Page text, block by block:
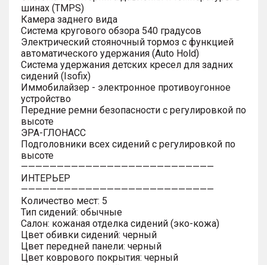
шинах (TMPS)
Камера заднего вида
Система кругового обзора 540 градусов
Электрический стояночный тормоз с функцией
автоматического удержания (Auto Hold)
Система удержания детских кресел для задних
сидений (Isofix)
Иммобилайзер - электронное противоугонное
устройство
Передние ремни безопасности с регулировкой по
высоте
ЭРА-ГЛОНАСС
Подголовники всех сидений с регулировкой по
высоте
———————————————————————————
ИНТЕРЬЕР
———————————————————————————
Количество мест: 5
Тип сидений: обычные
Салон: кожаная отделка сидений (эко-кожа)
Цвет обивки сидений: черный
Цвет передней панели: черный
Цвет коврового покрытия: черный